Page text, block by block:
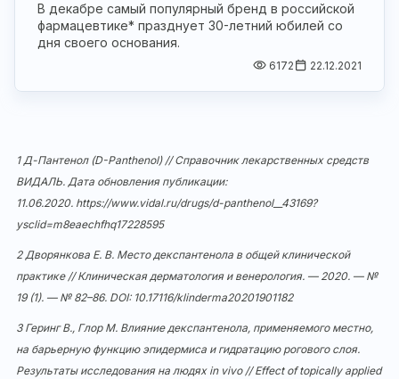
В декабре самый популярный бренд в российской
фармацевтике* празднует 30-летний юбилей со
дня своего основания.
6172 22.12.2021
1 Д-Пантенол (D-Panthenol) // Справочник лекарственных средств
ВИДАЛЬ. Дата обновления публикации:
11.06.2020. https://www.vidal.ru/drugs/d-panthenol__43169?
ysclid=m8eaechfhq17228595
2 Дворянкова Е. В. Место декспантенола в общей клинической
практике // Клиническая дерматология и венерология. — 2020. — №
19 (1). — № 82–86. DOI: 10.17116/klinderma20201901182
3 Геринг В., Глор М. Влияние декспантенола, применяемого местно,
на барьерную функцию эпидермиса и гидратацию рогового слоя.
Результаты исследования на людях in vivo // Effect of topically applied